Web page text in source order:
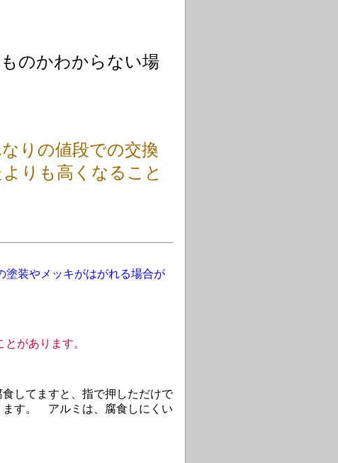
のかわからない場
りの値段での交換
りも高くなること
塗装やメッキがはがれる場合が
があります。
してますと、指で押しただけで
す。 アルミは、腐食しにくい